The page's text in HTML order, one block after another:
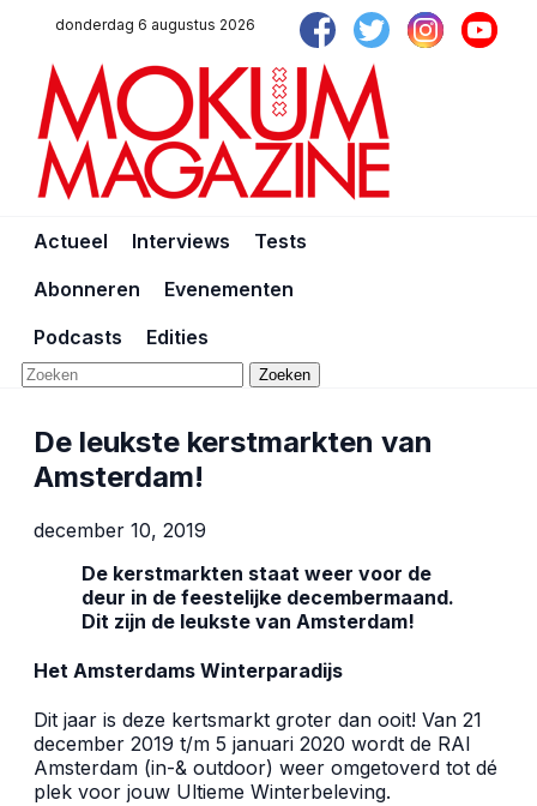
donderdag 6 augustus 2026
Actueel Interviews
Tests
Abonneren
Evenementen
Podcasts
Edities
Zoeken
De leukste kerstmarkten van
Amsterdam!
december 10, 2019
De kerstmarkten staat weer voor de
deur in de feestelijke decembermaand.
Dit zijn de leukste van Amsterdam!
Het Amsterdams Winterparadijs
Dit jaar is deze kertsmarkt groter dan ooit! Van 21
december 2019 t/m 5 januari 2020 wordt de RAI
Amsterdam (in-& outdoor) weer omgetoverd tot dé
plek voor jouw Ultieme Winterbeleving.